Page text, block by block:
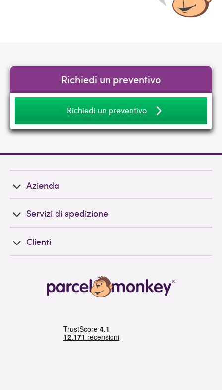
Richiedi un preventivo
Richiedi un preventivo
Azienda
Servizi di spedizione
Clienti